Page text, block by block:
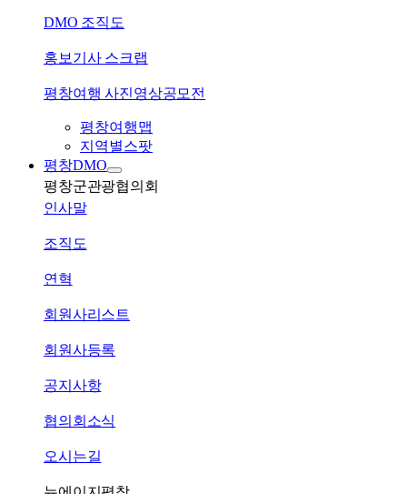
DMO 조직도
홍보기사 스크랩
평창여행 사진영상공모전
평창여행맵
지역별스팟
평창DMO
평창군관광협의회
인사말
조직도
연혁
회원사리스트
회원사등록
공지사항
협의회소식
오시는길